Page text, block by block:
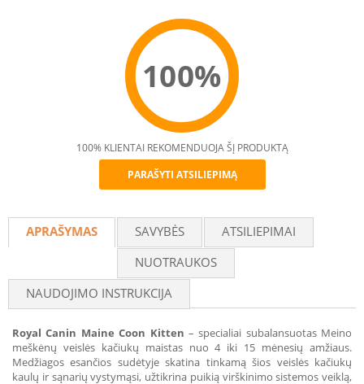
100%
Recommend
100% KLIENTAI REKOMENDUOJA ŠĮ PRODUKTĄ
PARAŠYTI ATSILIEPIMĄ
APRAŠYMAS SAVYBĖS
ATSILIEPIMAI
NUOTRAUKOS
NAUDOJIMO INSTRUKCIJA
Royal Canin Maine Coon Kitten – specialiai subalansuotas Meino
meškėnų veislės kačiukų maistas nuo 4 iki 15 mėnesių amžiaus.
Medžiagos esančios sudėtyje skatina tinkamą šios veislės kačiukų
kaulų ir sąnarių vystymąsi, užtikrina puikią virškinimo sistemos veiklą,